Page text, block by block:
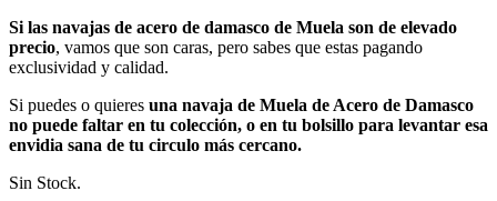
Si las navajas de acero de damasco de Muela son de elevado
precio, vamos que son caras, pero sabes que estas pagando
exclusividad y calidad.
Si puedes o quieres una navaja de Muela de Acero de Damasco
no puede faltar en tu colección, o en tu bolsillo para levantar esa
envidia sana de tu circulo más cercano.
Sin Stock.